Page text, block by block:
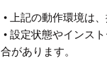
• 上記の動作環境は
• 設定状態やインス
合があります。